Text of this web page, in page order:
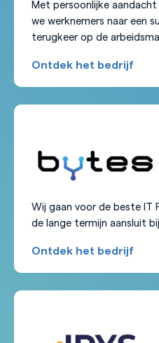
Met persoonlijke
we werknemers naar een
terugkeer op de
Ontdek het bedrijf
Wij gaan voor de beste IT
de lange termijn aansluit
Ontdek het bedrijf